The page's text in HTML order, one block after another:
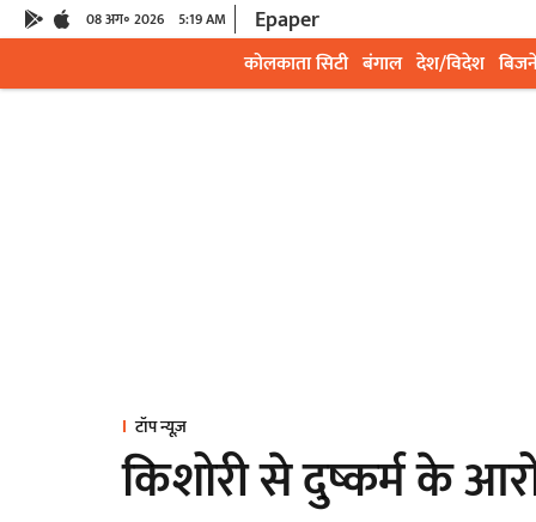
08 अग॰ 2026 5:19 AM Epaper
कोलकाता सिटी बंगाल देश/विदेश
टॉप न्यूज़
किशोरी से दुष्कर्म के